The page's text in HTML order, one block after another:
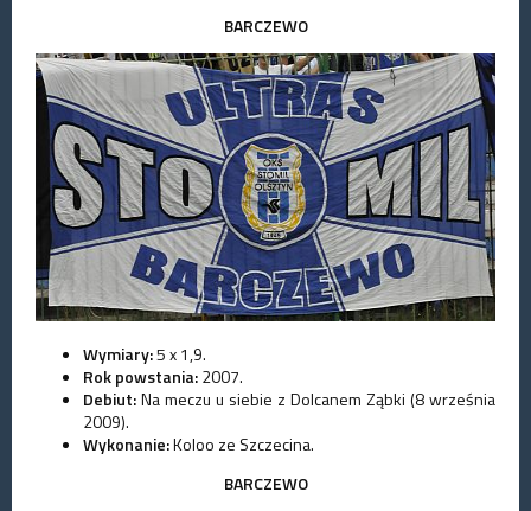
BARCZEWO
Wymiary:5 x 1,9.
Rok powstania:2007.
Debiut:Na meczu u siebie z Dolcanem Ząbki (8 września
2009).
Wykonanie:Koloo ze Szczecina.
BARCZEWO